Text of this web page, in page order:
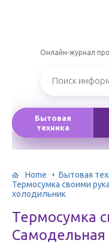
Онлайн-журнал
Бытовая
техника
Home
Бытовая
Термосумка своими
холодильник
Термосумка
Самодельная